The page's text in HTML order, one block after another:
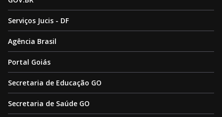
Serviços Jucis - DF
Agência Brasil
Portal Goiás
Secretaria de Educação GO
Secretaria de Saúde GO